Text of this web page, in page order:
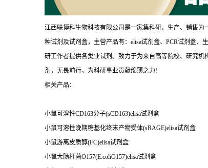
江西联博科生物科技有限公司是一家集科研、生产、销售
种试剂及试剂盒，主营产品有：elisa试剂盒、PCR试剂盒
研工作者提供各类业试剂。致力于为来自高等院校、研究
剂，无畏前行，为科研事业贡献绵薄之力!
相关产品：
小鼠可溶性CD163分子(sCD163)elisa试剂盒
小鼠可溶性晚期糖基化终末产物受体(sRAGE)elisa试剂盒
小鼠游离皮质醇(FC)elisa试剂盒
小鼠大肠杆菌O157(E.coliO157)elisa试剂盒